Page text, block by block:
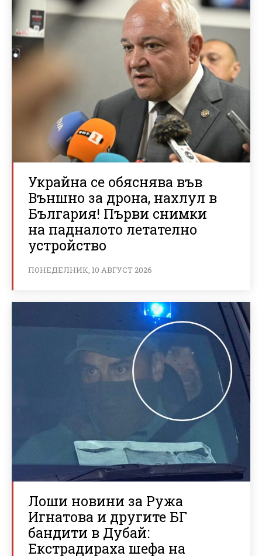
Украйна се обяснява във
Външно за дрона, нахлул в
България! Първи снимки
на падналото летателно
устройство
ПОНЕДЕЛНИК, 10 АВГУСТ 2026
Лоши новини за Ружа
Игнатова и другите БГ
бандити в Дубай:
Екстрадираха шефа на